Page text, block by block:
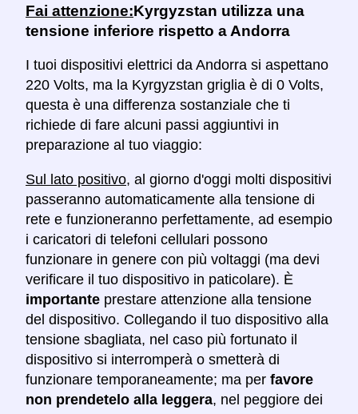
Fai attenzione:Kyrgyzstan utilizza una
tensione inferiore rispetto a Andorra
I tuoi dispositivi elettrici da Andorra si aspettano
220 Volts, ma la Kyrgyzstan griglia è di 0 Volts,
questa è una differenza sostanziale che ti
richiede di fare alcuni passi aggiuntivi in
preparazione al tuo viaggio:
Sul lato positivo, al giorno d'oggi molti dispositivi
passeranno automaticamente alla tensione di
rete e funzioneranno perfettamente, ad esempio
i caricatori di telefoni cellulari possono
funzionare in genere con più voltaggi (ma devi
verificare il tuo dispositivo in paticolare). È
importante prestare attenzione alla tensione
del dispositivo. Collegando il tuo dispositivo alla
tensione sbagliata, nel caso più fortunato il
dispositivo si interromperà o smetterà di
funzionare temporaneamente; ma per favore
non prendetelo alla leggera, nel peggiore dei